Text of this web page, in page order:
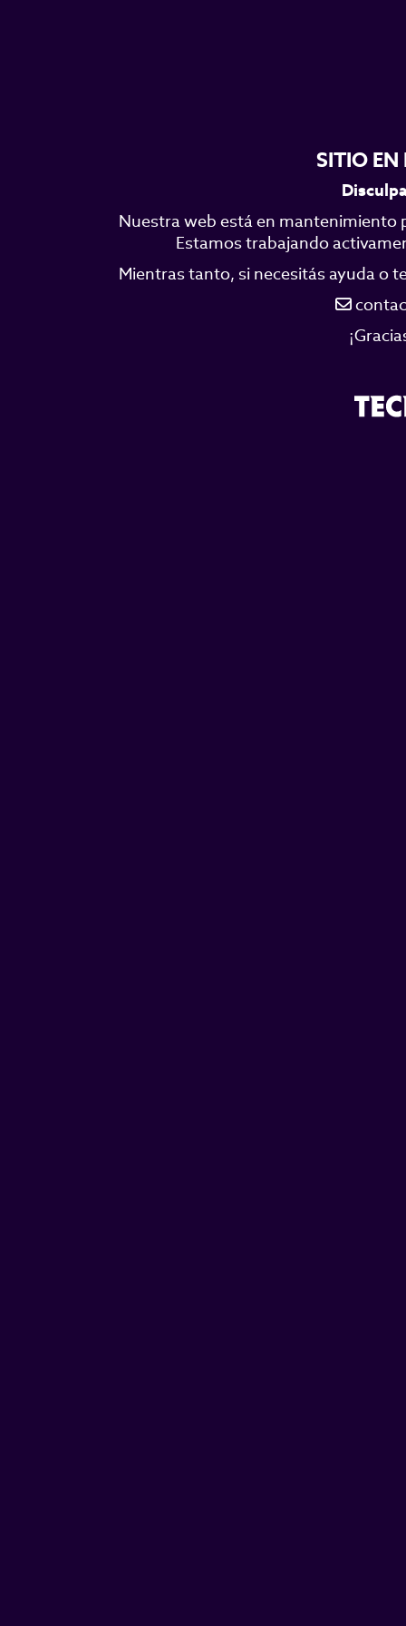
SITIO
Nuestra web está en mantenimiento
Estamos trabajando
Mientras tanto, si necesitás ayuda o